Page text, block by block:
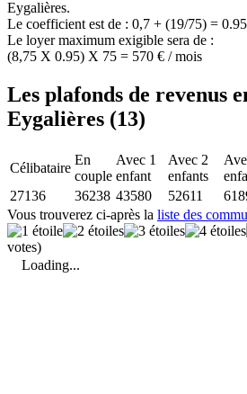
Eygalières.
Le coefficient est de : 0,7 + (19/75) = 0.95
Le loyer maximum exigible sera de :
(8,75 X 0.95) X 75 = 570 € / mois
Les plafonds de revenus
Eygalières (13)
Célibataire
En
couple
Avec 1
enfant
Avec 2
enfants
27136
36238 43580 52611
Vous trouverez ci-après la liste des
votes)
Loading...